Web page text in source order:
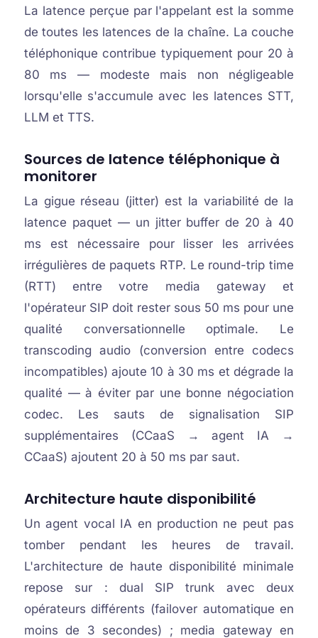
La latence perçue par l'appelant est la somme
de toutes les latences de la chaîne. La couche
téléphonique contribue typiquement pour 20 à
80 ms — modeste mais non négligeable
lorsqu'elle s'accumule avec les latences STT,
LLM et TTS.
Sources de latence téléphonique à
monitorer
La gigue réseau (jitter) est la variabilité de la
latence paquet — un jitter buffer de 20 à 40
ms est nécessaire pour lisser les arrivées
irrégulières de paquets RTP. Le round-trip time
(RTT) entre votre media gateway et
l'opérateur SIP doit rester sous 50 ms pour une
qualité conversationnelle optimale. Le
transcoding audio (conversion entre codecs
incompatibles) ajoute 10 à 30 ms et dégrade la
qualité — à éviter par une bonne négociation
codec. Les sauts de signalisation SIP
supplémentaires (CCaaS → agent IA →
CCaaS) ajoutent 20 à 50 ms par saut.
Architecture haute disponibilité
Un agent vocal IA en production ne peut pas
tomber pendant les heures de travail.
L'architecture de haute disponibilité minimale
repose sur : dual SIP trunk avec deux
opérateurs différents (failover automatique en
moins de 3 secondes) ; media gateway en